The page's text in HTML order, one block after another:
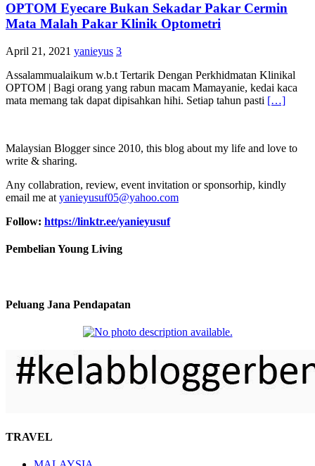
OPTOM Eyecare Bukan Sekadar Pakar Cermin
Mata Malah Pakar Klinik Optometri
April 21, 2021 yanieyus 3
Assalammualaikum w.b.t Tertarik Dengan Perkhidmatan Klinikal
OPTOM | Bagi orang yang rabun macam Mamayanie, kedai kaca
mata memang tak dapat dipisahkan hihi. Setiap tahun pasti […]
Malaysian Blogger since 2010, this blog about my life and love to
write & sharing.
Any collabration, review, event invitation or sponsorhip, kindly
email me at yanieyusuf05@yahoo.com
Follow: https://linktr.ee/yanieyusuf
Pembelian Young Living
Peluang Jana Pendapatan
TRAVEL